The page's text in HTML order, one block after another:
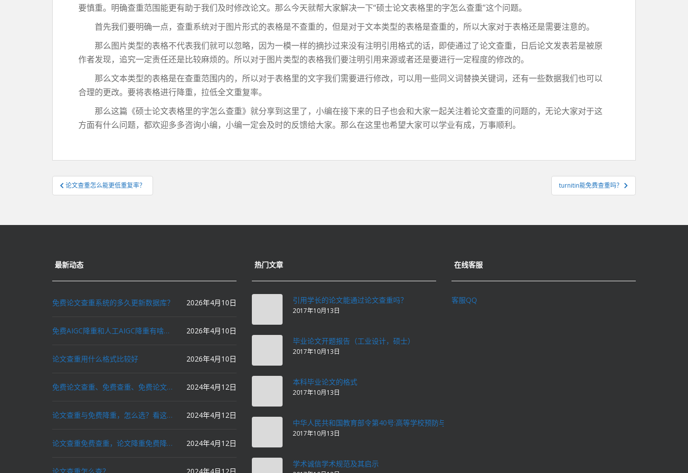
要慎重。明确查重范围能更有助于我们及时修改论文。那么今天就帮大家解决一下“硕士论文表格里的字怎么查重”这个问题。
首先我们要明确一点，查重系统对于图片形式的表格是不查重的，但是对于文本类型的表格是查重的，所以大家对于表格还是需要注意的。
那么图片类型的表格不代表我们就可以忽略，因为一模一样的摘抄过来没有注明引用格式的话，即使通过了论文查重，日后论文发表若是被原
作者发现，追究一定责任还是比较麻烦的。所以对于图片类型的表格我们要注明引用来源或者还是要进行一定程度的修改的。
那么文本类型的表格是在查重范围内的，所以对于表格里的文字我们需要进行修改，可以用一些同义词替换关键词，还有一些数据我们也可以
合理的更改。要将表格进行降重，拉低全文重复率。
那么这篇《硕士论文表格里的字怎么查重》就分享到这里了，小编在接下来的日子也会和大家一起关注着论文查重的问题的，无论大家对于这
方面有什么问题，都欢迎多多咨询小编，小编一定会及时的反馈给大家。那么在这里也希望大家可以学业有成，万事顺利。
文
章
航
论文查重怎么能更低重复率？ turnitin能免费查重吗？
最新动态
免费论文查重系统的多久更新数据库？ 2026年4月10日
免费AIGC降重和人工AIGC降重有啥区别？ 2026年4月10日
论文查重用什么格式比较好 2026年4月10日
免费论文查重、免费查重、免费论文降重、免费降重、智能降重、一键降重、降低AIGC写作率、AI写论文，这些名词你了解吗？ 2024年4月12日
论文查重与免费降重，怎么选？看这里就对了！ 2024年4月12日
论文查重免费查重，论文降重免费降重，机器降重，人工降重，降低AIGC写作率，ai写论文，都要选论文狗和paperdog以及文思慧达！ 2024年4月12日
热门文章
引用学长的论文能通过论文查重吗？
2017年10月13日
毕业论文开题报告（工业设计，硕士）
2017年10月13日
本科毕业论文的格式
2017年10月13日
中华人民共和国教育部令第40号:高等学校预防与处理学术不端行为办法
2017年10月13日
学术诚信学术规范及其启示
在线客服
客服QQ